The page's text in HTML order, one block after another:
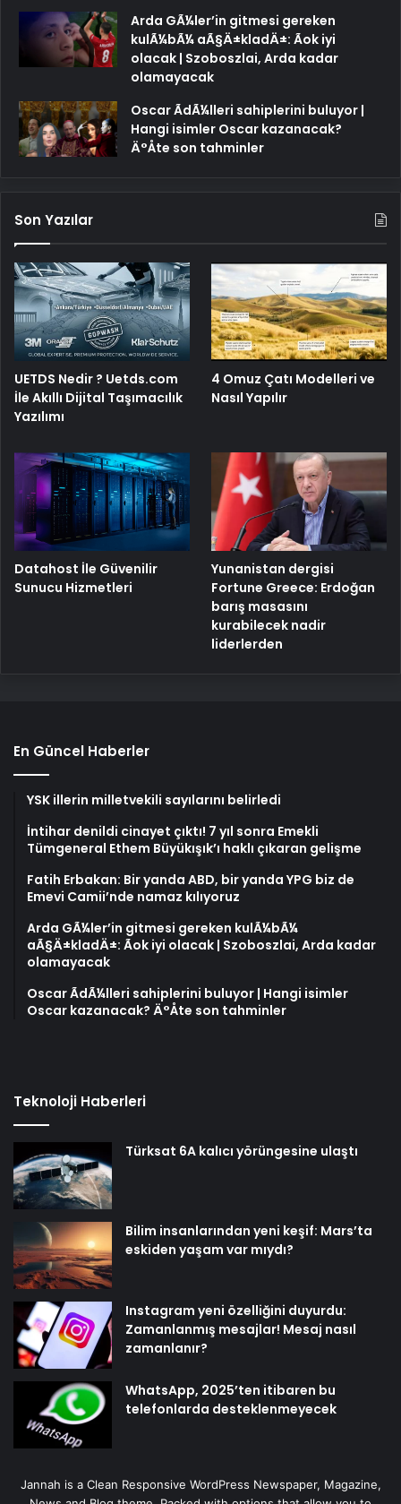
Arda GÃ¼ler’in gitmesi gereken
kulÃ¼bÃ¼ aÃ§Ä±kladÄ±: Ãok iyi
olacak | Szoboszlai, Arda kadar
olamayacak
Oscar ÃdÃ¼lleri sahiplerini buluyor |
Hangi isimler Oscar kazanacak?
Ä°Åte son tahminler
Son Yazılar
UETDS Nedir ? Uetds.com
İle Akıllı Dijital Taşımacılık
Yazılımı
4 Omuz Çatı Modelleri ve
Nasıl Yapılır
Datahost İle Güvenilir
Sunucu Hizmetleri
Yunanistan dergisi
Fortune Greece: Erdoğan
barış masasını
kurabilecek nadir
liderlerden
En Güncel Haberler
YSK illerin milletvekili sayılarını belirledi
İntihar denildi cinayet çıktı! 7 yıl sonra Emekli
Tümgeneral Ethem Büyükışık’ı haklı çıkaran gelişme
Fatih Erbakan: Bir yanda ABD, bir yanda YPG biz de
Emevi Camii’nde namaz kılıyoruz
Arda GÃ¼ler’in gitmesi gereken kulÃ¼bÃ¼
aÃ§Ä±kladÄ±: Ãok iyi olacak | Szoboszlai, Arda kadar
olamayacak
Oscar ÃdÃ¼lleri sahiplerini buluyor | Hangi isimler
Oscar kazanacak? Ä°Åte son tahminler
Teknoloji Haberleri
Türksat 6A kalıcı yörüngesine ulaştı
Bilim insanlarından yeni keşif: Mars’ta
eskiden yaşam var mıydı?
Instagram yeni özelliğini duyurdu:
Zamanlanmış mesajlar! Mesaj nasıl
zamanlanır?
WhatsApp, 2025’ten itibaren bu
telefonlarda desteklenmeyecek
Jannah is a Clean Responsive WordPress Newspaper, Magazine,